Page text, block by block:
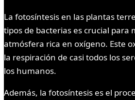
La fotosíntesis en las plantas
tipos de bacterias es crucial para
atmósfera rica en oxígeno. Este
la respiración de casi todos los
los humanos.
Además, la fotosíntesis es el